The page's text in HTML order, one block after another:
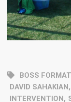
BOSS
DAVID SAHAKIAN,
INTERVENTION,